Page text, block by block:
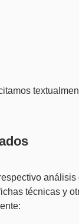
análisis
técnicas y